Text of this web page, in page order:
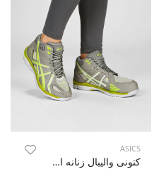
ASICS
کتونی والیبال زنانه اسیکس Asics Gel-Volley Mid W